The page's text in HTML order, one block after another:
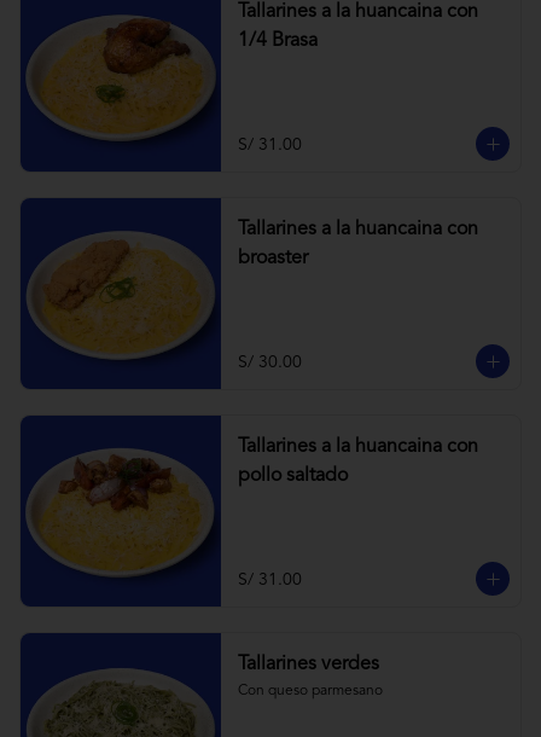
Tallarines a la huancaina con
1/4 Brasa
S/ 31.00
Tallarines a la huancaina con
broaster
S/ 30.00
Tallarines a la huancaina con
pollo saltado
S/ 31.00
Tallarines verdes
Con queso parmesano